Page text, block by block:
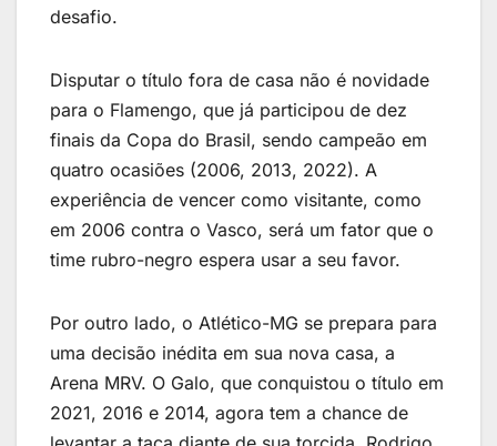
desafio.
Disputar o título fora de casa não é novidade
para o Flamengo, que já participou de dez
finais da Copa do Brasil, sendo campeão em
quatro ocasiões (2006, 2013, 2022). A
experiência de vencer como visitante, como
em 2006 contra o Vasco, será um fator que o
time rubro-negro espera usar a seu favor.
Por outro lado, o Atlético-MG se prepara para
uma decisão inédita em sua nova casa, a
Arena MRV. O Galo, que conquistou o título em
2021, 2016 e 2014, agora tem a chance de